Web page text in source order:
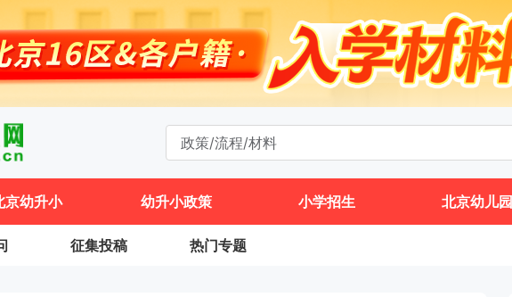
京幼升小 幼升小政策 小学招生 北京幼儿园
征集投稿 热门专题